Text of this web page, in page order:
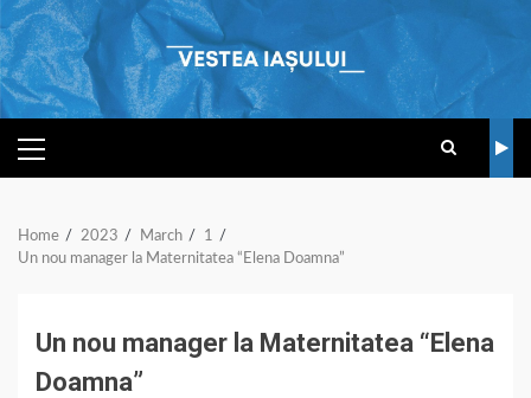
Skip
to
content
PRIMARY
MENU
Home 2023 March
1
Un nou manager la Maternitatea “Elena Doamna”
Un nou manager la Maternitatea “Elena
Doamna”